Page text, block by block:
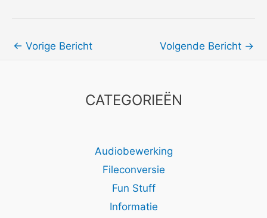
← Vorige Bericht Volgende Bericht →
CATEGORIEËN
Audiobewerking
Fileconversie
Fun Stuff
Informatie